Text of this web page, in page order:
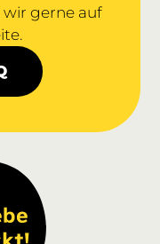
gerne auf